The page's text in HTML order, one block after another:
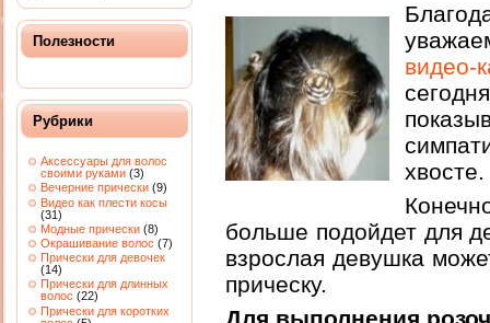
Полезности
Рубрики
Аксессуары для волос
своими руками (3)
Вечерние прически (9)
Видео как плести косы
(31)
Модные прически (8)
Окрашивание волос (7)
Прически для девочек
(14)
Прически для длинных
волос (22)
Прически для коротких
хвосте.
больше подойдет для
взрослая девушка
прическу.